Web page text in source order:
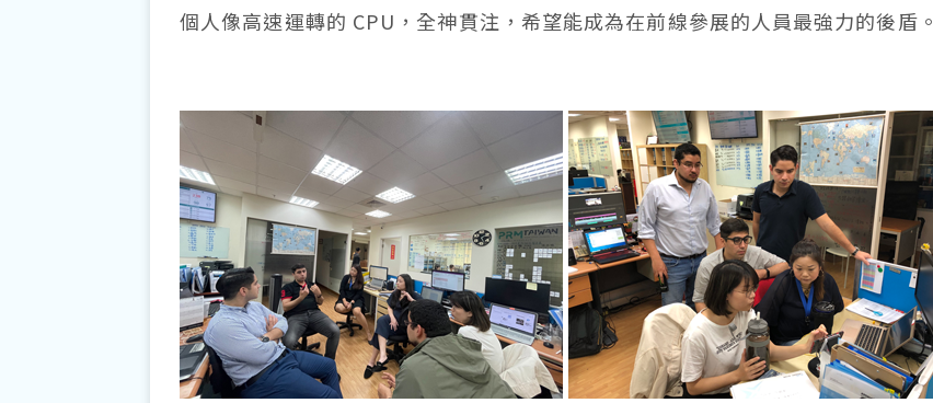
個人像高速運轉的 CPU，全神貫注，希望能成為在前線參展的人員最強力的後盾。